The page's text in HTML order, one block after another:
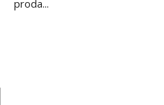
proda...